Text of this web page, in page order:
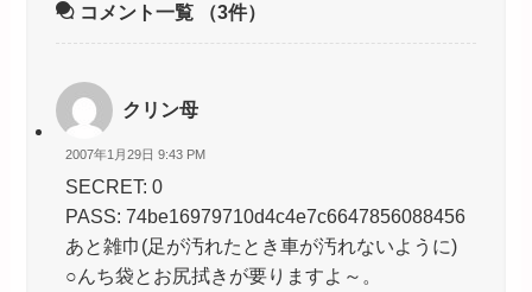
コメント一覧 （3件）
クリン母
2007年1月29日 9:43 PM
SECRET: 0
PASS: 74be16979710d4c4e7c6647856088456
あと雑巾(足が汚れたとき車が汚れないように)
○んち袋とお尻拭きが要りますよ～。